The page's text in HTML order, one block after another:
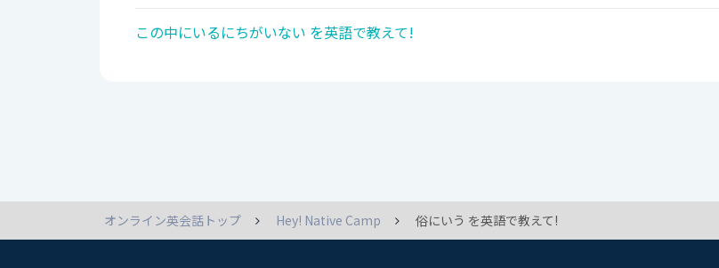
この中にいるにちがいない を英語で教えて!
オンライン英会話トップ Hey! Native Camp 俗にいう を英語で教えて!